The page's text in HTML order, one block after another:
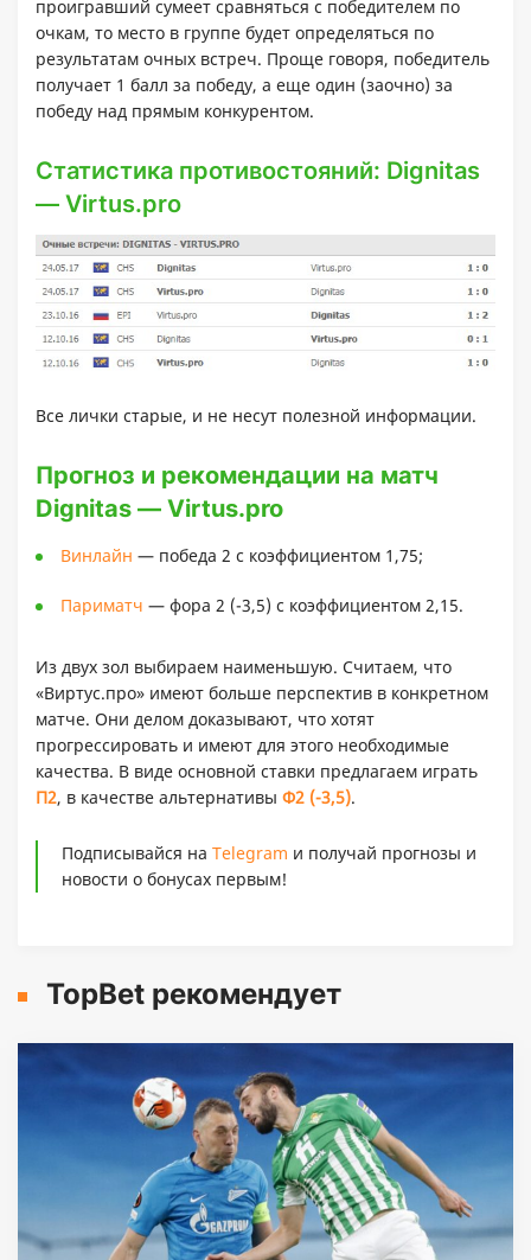
проигравший сумеет сравняться с победителем по
очкам, то место в группе будет определяться по
результатам очных встреч. Проще говоря, победитель
получает 1 балл за победу, а еще один (заочно) за
победу над прямым конкурентом.
Статистика противостояний: Dignitas
— Virtus.pro
Все лички старые, и не несут полезной информации.
Прогноз и рекомендации на матч
Dignitas — Virtus.pro
Винлайн — победа 2 с коэффициентом 1,75;
Париматч — фора 2 (-3,5) с коэффициентом 2,15.
Из двух зол выбираем наименьшую. Считаем, что
«Виртус.про» имеют больше перспектив в конкретном
матче. Они делом доказывают, что хотят
прогрессировать и имеют для этого необходимые
качества. В виде основной ставки предлагаем играть
П2, в качестве альтернативы Ф2 (-3,5).
Подписывайся на Telegram и получай прогнозы и
новости о бонусах первым!
TopBet рекомендует